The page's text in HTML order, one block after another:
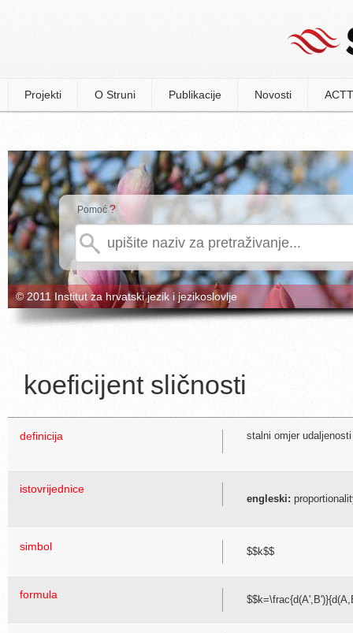
Projekti O Struni Publikacije Novosti
Pomoć ?
© 2011 Institut za hrvatski jezik i jezikoslovlje
koeficijent sličnosti
definicija stalni omjer
istovrijednice
engleski:
simbol $$k$$
formula